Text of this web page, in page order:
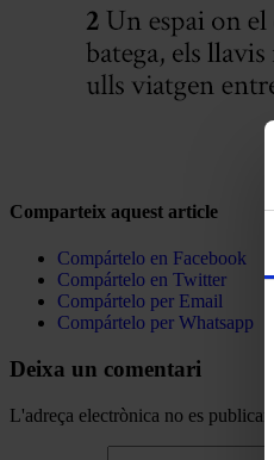
Comparteix aquest article
Compártelo en Facebook
Compártelo en Twitter
Compártelo per Email
Compártelo per Whatsapp
Deixa un comentari
L'adreça electrònica no es publicarà.